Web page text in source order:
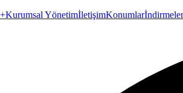
Kurumsal YönetimİletişimKonumlarİndirmeler